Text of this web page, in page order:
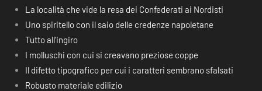
La località che vide la resa dei Confederati ai Nordisti
Uno spiritello con il saio delle credenze napoletane
Tutto all’ingiro
I molluschi con cui si creavano preziose coppe
Il difetto tipografico per cui i caratteri sembrano sfalsati
Robusto materiale edilizio